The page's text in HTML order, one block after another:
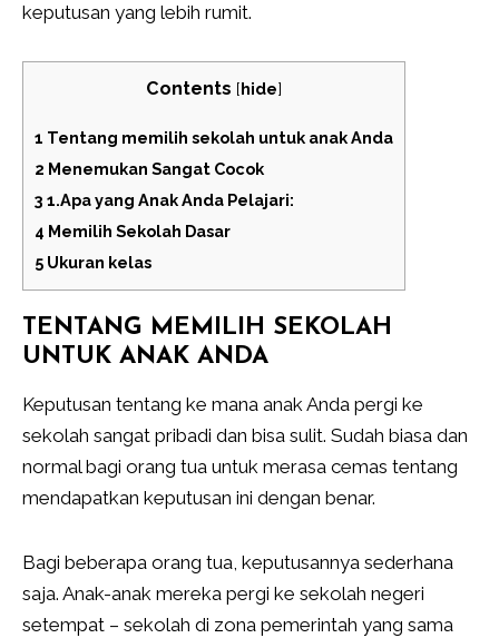
keputusan yang lebih rumit.
Contents [hide]
1 Tentang memilih sekolah untuk anak Anda
2 Menemukan Sangat Cocok
3 1.Apa yang Anak Anda Pelajari:
4 Memilih Sekolah Dasar
5 Ukuran kelas
TENTANG MEMILIH SEKOLAH
UNTUK ANAK ANDA
Keputusan tentang ke mana anak Anda pergi ke
sekolah sangat pribadi dan bisa sulit. Sudah biasa dan
normal bagi orang tua untuk merasa cemas tentang
mendapatkan keputusan ini dengan benar.
Bagi beberapa orang tua, keputusannya sederhana
saja. Anak-anak mereka pergi ke sekolah negeri
setempat – sekolah di zona pemerintah yang sama